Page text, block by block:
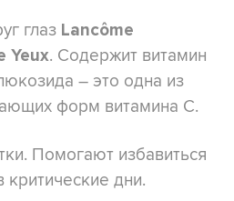
глаз Lancôme
Yeux. Содержит витамин
– это одна из
форм витамина С.
Помогают избавиться
дни.